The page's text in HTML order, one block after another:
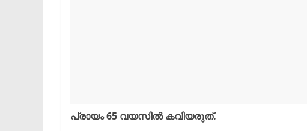
പ്രായം 65 വയസിൽ കവിയരുത്.